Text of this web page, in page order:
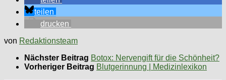
teilen
drucken
von Redaktionsteam
Nächster Beitrag Botox: Nervengift für die Schönheit?
Vorheriger Beitrag Blutgerinnung | Medizinlexikon